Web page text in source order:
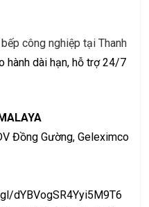
công nghiệp tại Thanh
hành dài hạn, hỗ trợ 24/7
Đồng Gường, Geleximco
dYBVogSR4Yyi5M9T6